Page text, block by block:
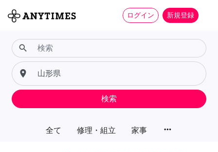
ログイン 新規登録
全て 修理・組立 家事 more_horiz
search
place
検索